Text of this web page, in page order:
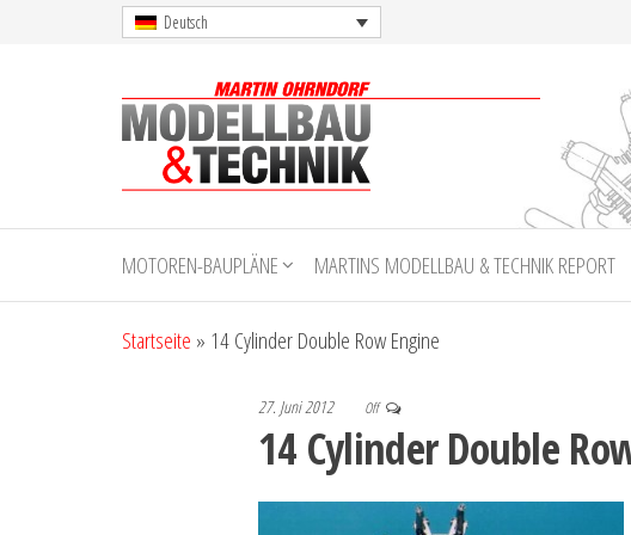
Deutsch
Ohrndorf
Modellbau
& Technik
MOTOREN-BAUPLÄNE MARTINS MODELLBAU & TECHNIK REPORT
Startseite » 14 Cylinder Double Row Engine
27. Juni 2012 Off
14 Cylinder Double